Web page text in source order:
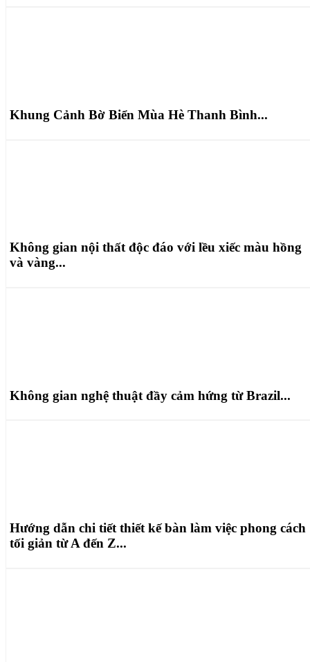
Khung Cảnh Bờ Biển Mùa Hè Thanh Bình...
Không gian nội thất độc đáo với lều xiếc màu hồng
và vàng...
Không gian nghệ thuật đầy cảm hứng từ Brazil...
Hướng dẫn chi tiết thiết kế bàn làm việc phong cách
tối giản từ A đến Z...